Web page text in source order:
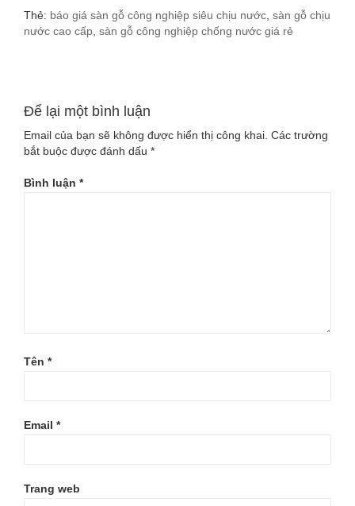
Thẻ: báo giá sàn gỗ công nghiệp siêu chịu nước, sàn gỗ chịu
nước cao cấp, sàn gỗ công nghiệp chống nước giá rẻ
Để lại một bình luận
Email của bạn sẽ không được hiển thị công khai. Các trường
bắt buộc được đánh dấu *
Bình luận *
Tên *
Email *
Trang web